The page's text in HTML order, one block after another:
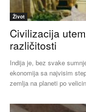
Život
Civilizacija
različitosti
Indija je, bez svake
ekonomija sa najvisim
zemlja na planeti po